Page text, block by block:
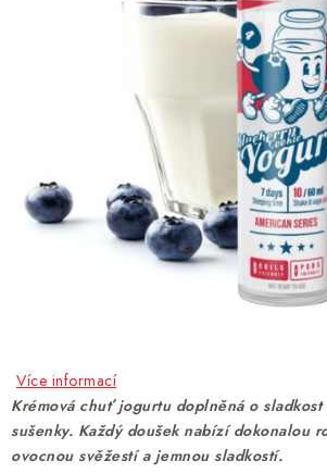
BATERIE A NABÍJEČKY
GRIPY & MODY
JEDNORÁZOVÉ A DOBÍJECÍ E-CIGARETY
PŘÍSLUŠENSTVÍ
ZNAČKY
Více informací
Krémová chuť jogurtu doplněná o sladkost
sušenky. Každý doušek nabízí dokonalou
ovocnou svěžestí a jemnou sladkostí.